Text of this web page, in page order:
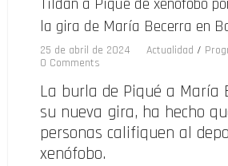
la gira de María Becerra en
25 de abril de 2024 Actualidad /
0 Comments
La burla de Piqué a María
su nueva gira, ha hecho
personas califiquen al
xenófobo.